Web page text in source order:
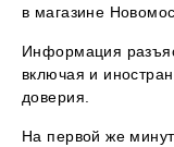
в магазине
Информация
включая и
доверия.
На первой же